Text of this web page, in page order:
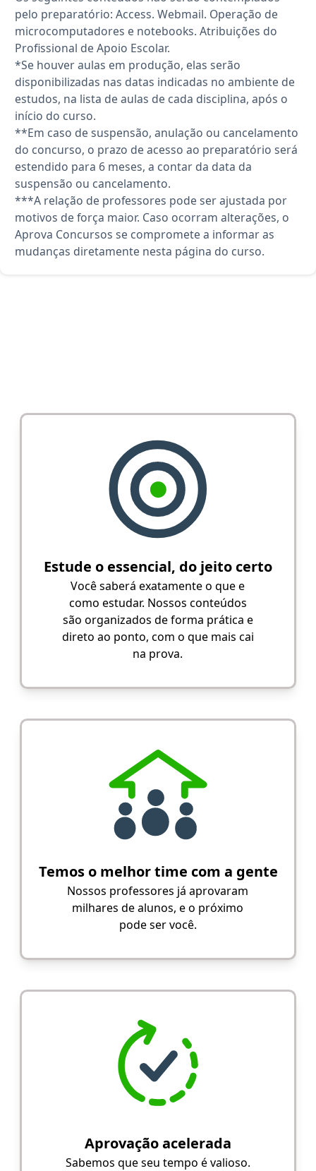
pelo preparatório: Access. Webmail. Operação de
microcomputadores e notebooks. Atribuições do
Profissional de Apoio Escolar.
*Se houver aulas em produção, elas serão
disponibilizadas nas datas indicadas no ambiente de
estudos, na lista de aulas de cada disciplina, após o
início do curso.
**Em caso de suspensão, anulação ou cancelamento
do concurso, o prazo de acesso ao preparatório será
estendido para 6 meses, a contar da data da
suspensão ou cancelamento.
***A relação de professores pode ser ajustada por
motivos de força maior. Caso ocorram alterações, o
Aprova Concursos se compromete a informar as
mudanças diretamente nesta página do curso.
Estude o essencial, do jeito certo
Você saberá exatamente o que e
como estudar. Nossos conteúdos
são organizados de forma prática e
direto ao ponto, com o que mais cai
na prova.
Temos o melhor time com a gente
Nossos professores já aprovaram
milhares de alunos, e o próximo
pode ser você.
Aprovação acelerada
Sabemos que seu tempo é valioso.